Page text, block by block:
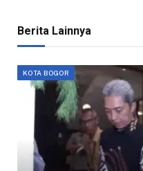
Berita Lainnya
KOTA BOGOR